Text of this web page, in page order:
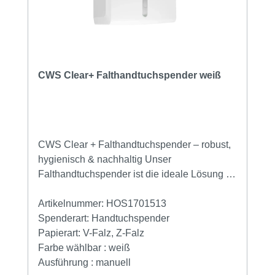
reicht eine Rolle für etwa 7,5 Arbeitstage –
CWS Clear+ Falthandtuchspender weiß
CWS Clear + Falthandtuchspender – robust,
hygienisch & nachhaltig Unser
Falthandtuchspender ist die ideale Lösung für
Rollenspendern ermöglicht er ein schnelles
und einfaches Nachfüllen – ganz ohne
mechanische oder elektronische
Komponenten. Dank der cleveren
Einzelblattausgabe ist die Entnahme
Artikelnummer: HOS1701513
Spenderart: Handtuchspender
Papierart: V-Falz, Z-Falz
Farbe wählbar : weiß
Ausführung : manuell